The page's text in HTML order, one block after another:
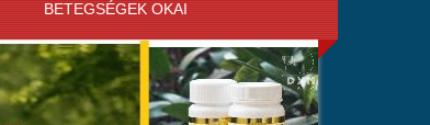
BETEGSÉGEK OKAI